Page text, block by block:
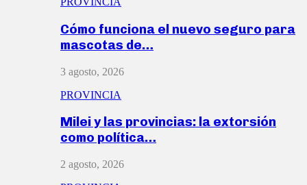
Cómo funciona el nuevo seguro para
mascotas de…
3 agosto, 2026
PROVINCIA
Milei y las provincias: la extorsión
como política…
2 agosto, 2026